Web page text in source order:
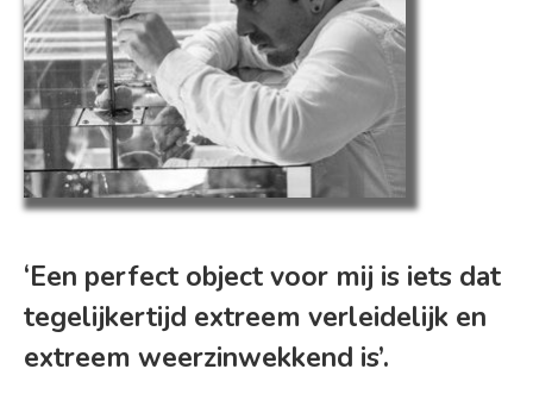
‘Een perfect object voor mij is iets dat
tegelijkertijd extreem verleidelijk en
extreem weerzinwekkend is’.